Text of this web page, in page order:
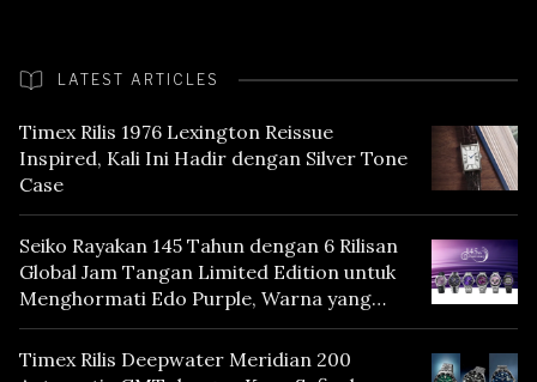
LATEST ARTICLES
Timex Rilis 1976 Lexington Reissue
Inspired, Kali Ini Hadir dengan Silver Tone
Case
Seiko Rayakan 145 Tahun dengan 6 Rilisan
Global Jam Tangan Limited Edition untuk
Menghormati Edo Purple, Warna yang
Mencerminkan Warisan Tokyo
Timex Rilis Deepwater Meridian 200